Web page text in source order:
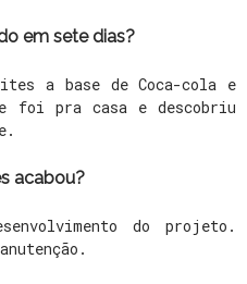
em sete dias?
a base de Coca-cola e
foi pra casa e descobriu
acabou?
do projeto.